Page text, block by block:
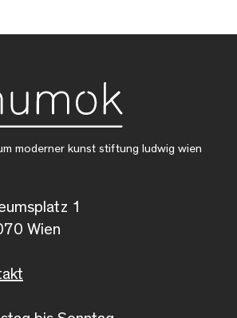
moderner kunst stiftung ludwig wien
1
Wien